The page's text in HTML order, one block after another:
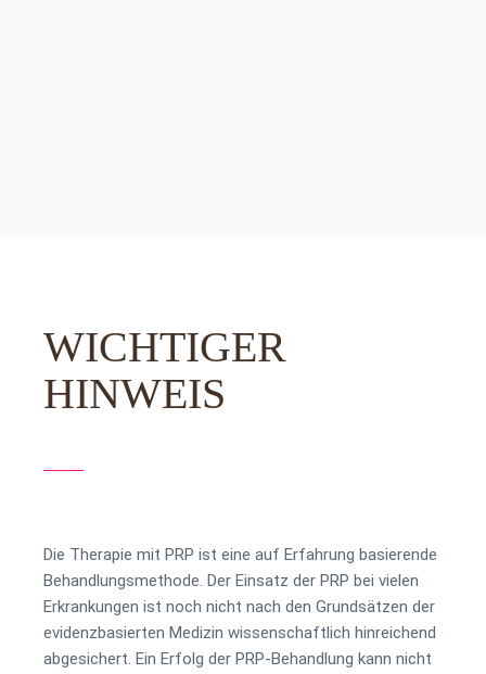
WICHTIGER
HINWEIS
Die Therapie mit PRP ist eine auf Erfahrung basierende
Behandlungsmethode. Der Einsatz der PRP bei vielen
Erkrankungen ist noch nicht nach den Grundsätzen der
evidenzbasierten Medizin wissenschaftlich hinreichend
abgesichert. Ein Erfolg der PRP-Behandlung kann nicht